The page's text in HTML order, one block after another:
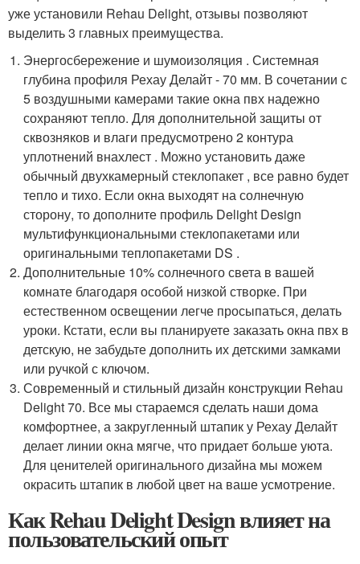
уже установили Rehau Delight, отзывы позволяют
выделить 3 главных преимущества.
Энергосбережение и шумоизоляция . Системная
глубина профиля Рехау Делайт - 70 мм. В сочетании с
5 воздушными камерами такие окна пвх надежно
сохраняют тепло. Для дополнительной защиты от
сквозняков и влаги предусмотрено 2 контура
уплотнений внахлест . Можно установить даже
обычный двухкамерный стеклопакет , все равно будет
тепло и тихо. Если окна выходят на солнечную
сторону, то дополните профиль Delight Design
мультифункциональными стеклопакетами или
оригинальными теплопакетами DS .
Дополнительные 10% солнечного света в вашей
комнате благодаря особой низкой створке. При
естественном освещении легче просыпаться, делать
уроки. Кстати, если вы планируете заказать окна пвх в
детскую, не забудьте дополнить их детскими замками
или ручкой с ключом.
Современный и стильный дизайн конструкции Rehau
Delight 70. Все мы стараемся сделать наши дома
комфортнее, а закругленный штапик у Рехау Делайт
делает линии окна мягче, что придает больше уюта.
Для ценителей оригинального дизайна мы можем
окрасить штапик в любой цвет на ваше усмотрение.
Как Rehau Delight Design влияет на
пользовательский опыт